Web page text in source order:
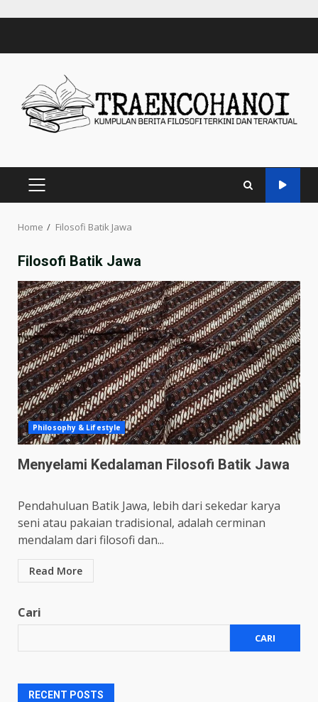
PRIMARY
Home Filosofi Batik Jawa
Filosofi Batik Jawa
Philosophy & Lifestyle
Menyelami Kedalaman Filosofi Batik Jawa
Pendahuluan Batik Jawa, lebih dari sekedar karya
seni atau pakaian tradisional, adalah cerminan
mendalam dari filosofi dan...
Read More
Cari
CARI
RECENT POSTS